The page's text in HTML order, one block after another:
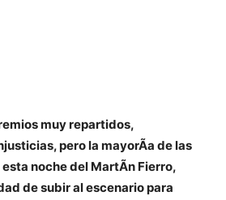
muy repartidos,
pero la mayorÃ­a de las
noche del MartÃ­n Fierro,
de subir al escenario para